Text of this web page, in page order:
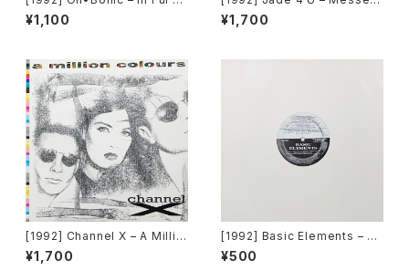
X [Cutting Techno]
¥1,100
ger Of Love [Trance Missi
on]
¥1,700
[1992] Channel X – A Millio
n Colours [Beat Box]
¥1,700
[1992] Basic Elements – T-
E-C-H-N-O [Pantera Recor
ds]
¥500